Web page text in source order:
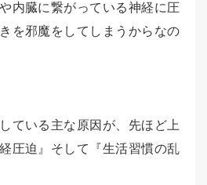
内臓に繋がっている神経に圧
を邪魔をしてしまうからなの
ている主な原因が、先ほど上
圧迫』そして『生活習慣の乱